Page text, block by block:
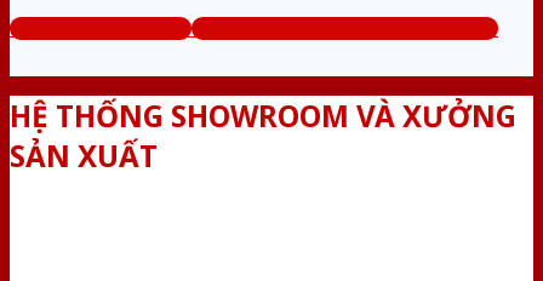
www.bancuanhua.com Tổng đài tư vấn miễn phí: 0824.400.400
HỆ THỐNG SHOWROOM VÀ XƯỞNG
SẢN XUẤT